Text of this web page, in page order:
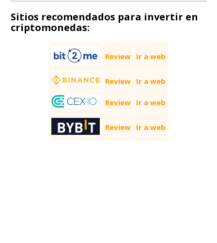
Sitios recomendados para invertir en
criptomonedas:
Review Ir a web
Review Ir a web
Review Ir a web
Review Ir a web